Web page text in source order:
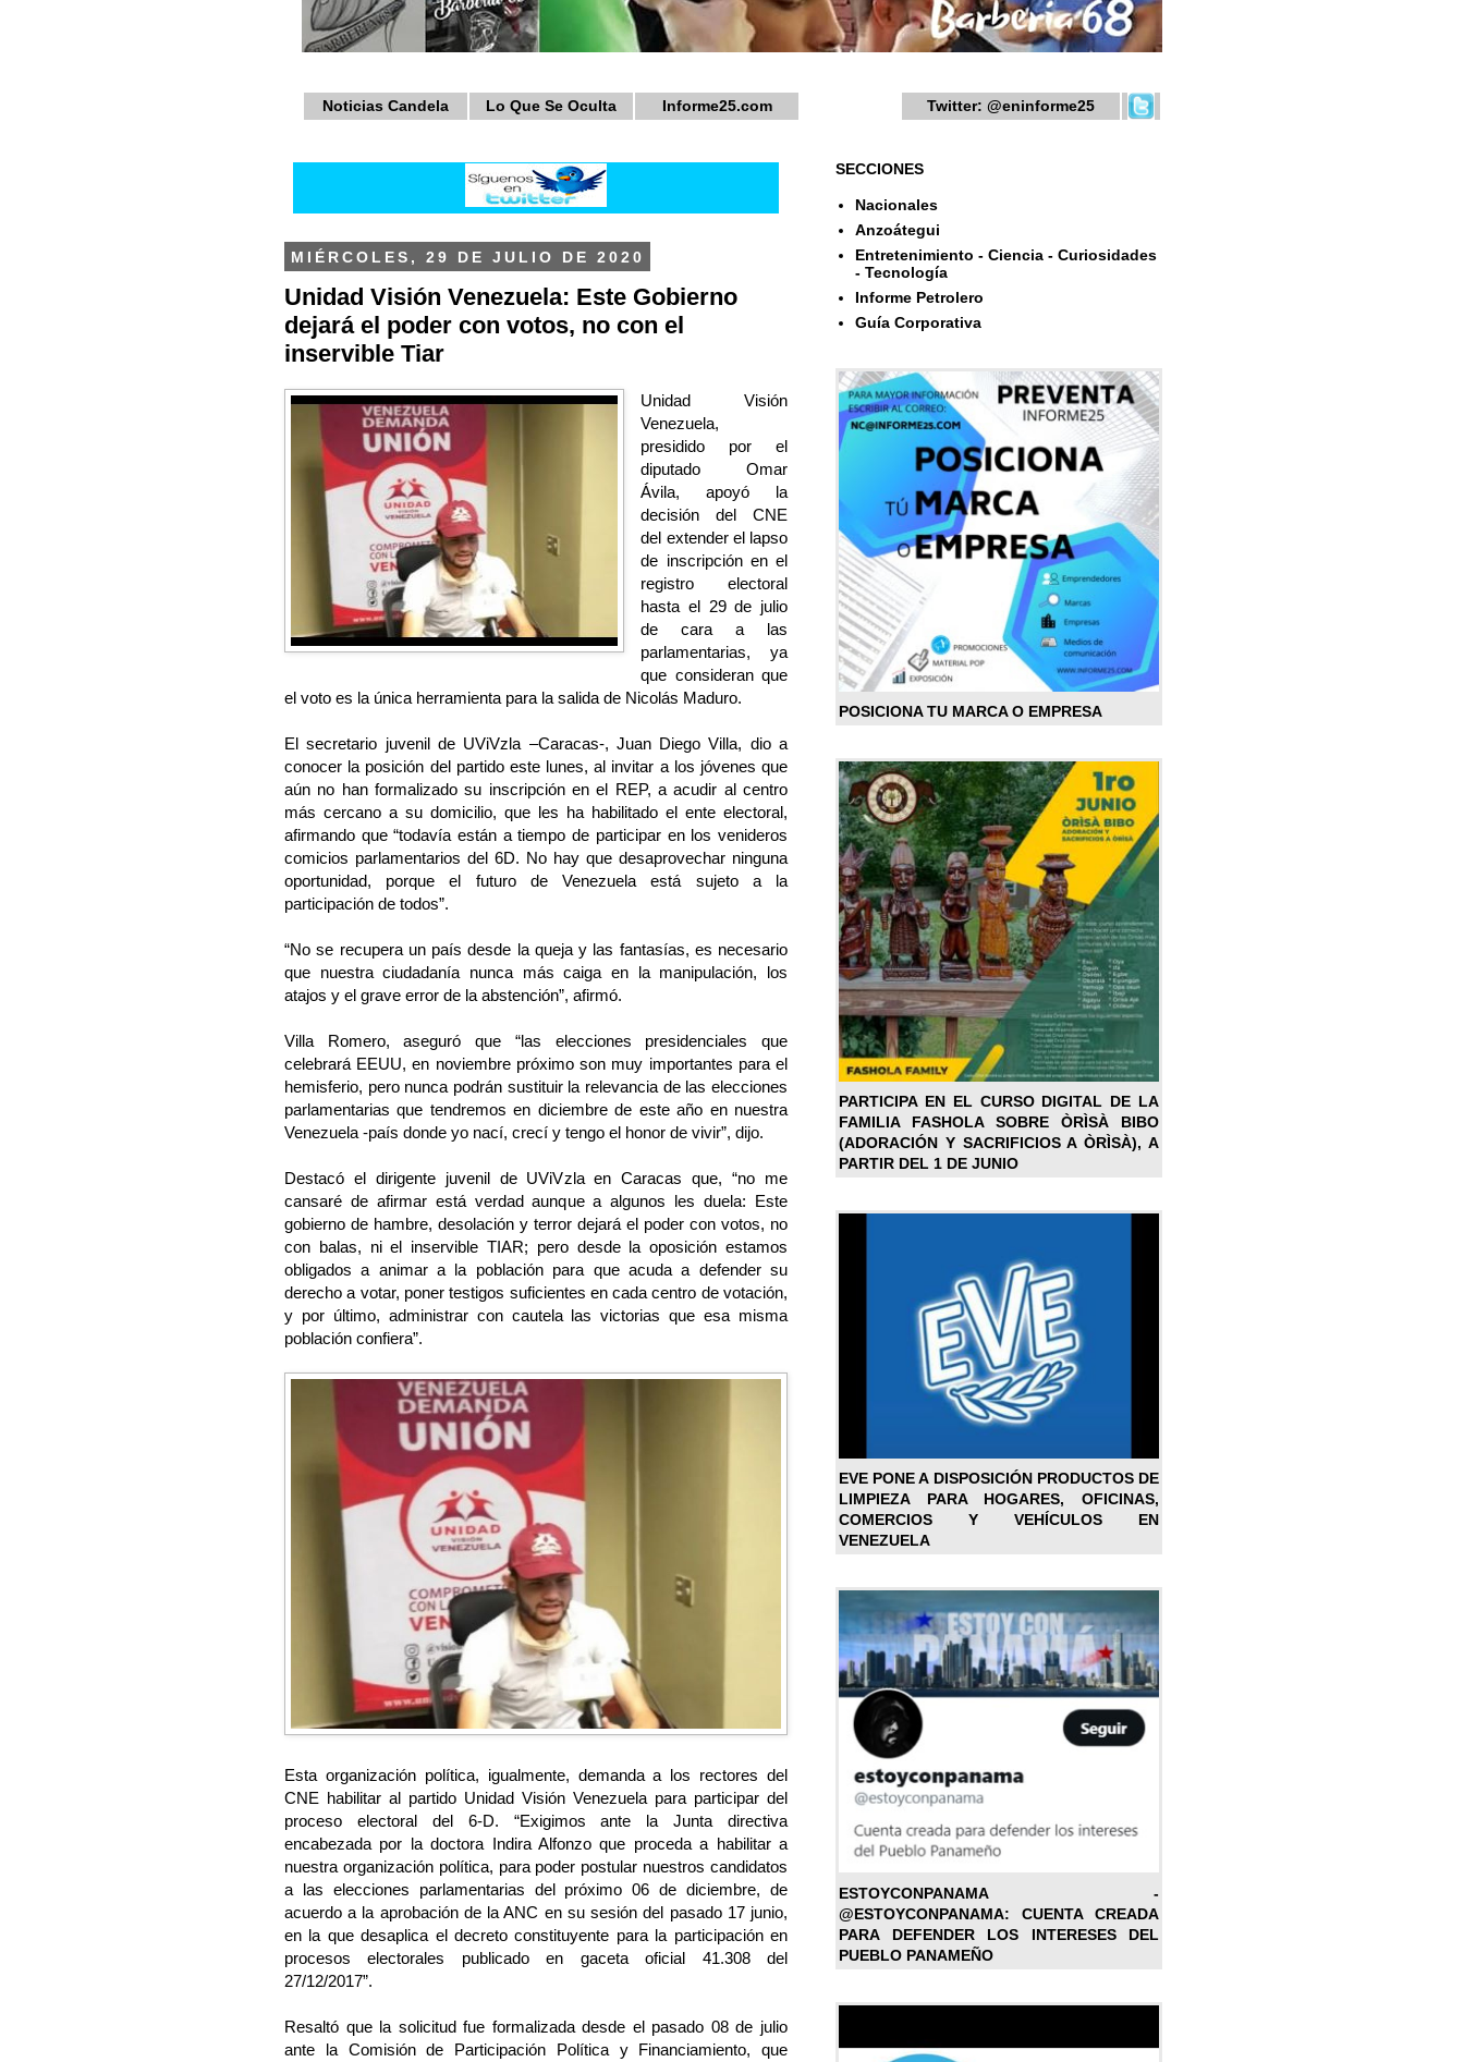
Noticias Candela Lo Que Se Oculta Informe25.com Twitter: @eninforme25
MIÉRCOLES, 29 DE JULIO DE 2020
Unidad Visión Venezuela: Este Gobierno
dejará el poder con votos, no con el
inservible Tiar
Unidad Visión
Venezuela,
presidido por el
diputado Omar
Ávila, apoyó la
decisión del CNE
del extender el lapso
de inscripción en el
registro electoral
hasta el 29 de julio
de cara a las
parlamentarias, ya
que consideran que
el voto es la única herramienta para la salida de Nicolás Maduro.
El secretario juvenil de UViVzla –Caracas-, Juan Diego Villa, dio a
conocer la posición del partido este lunes, al invitar a los jóvenes que
aún no han formalizado su inscripción en el REP, a acudir al centro
más cercano a su domicilio, que les ha habilitado el ente electoral,
afirmando que “todavía están a tiempo de participar en los venideros
comicios parlamentarios del 6D. No hay que desaprovechar ninguna
oportunidad, porque el futuro de Venezuela está sujeto a la
participación de todos”.
“No se recupera un país desde la queja y las fantasías, es necesario
que nuestra ciudadanía nunca más caiga en la manipulación, los
atajos y el grave error de la abstención”, afirmó.
Villa Romero, aseguró que “las elecciones presidenciales que
celebrará EEUU, en noviembre próximo son muy importantes para el
hemisferio, pero nunca podrán sustituir la relevancia de las elecciones
parlamentarias que tendremos en diciembre de este año en nuestra
Venezuela -país donde yo nací, crecí y tengo el honor de vivir”, dijo.
Destacó el dirigente juvenil de UViVzla en Caracas que, “no me
cansaré de afirmar está verdad aunque a algunos les duela: Este
gobierno de hambre, desolación y terror dejará el poder con votos, no
con balas, ni el inservible TIAR; pero desde la oposición estamos
obligados a animar a la población para que acuda a defender su
derecho a votar, poner testigos suficientes en cada centro de votación,
y por último, administrar con cautela las victorias que esa misma
población confiera”.
Esta organización política, igualmente, demanda a los rectores del
CNE habilitar al partido Unidad Visión Venezuela para participar del
proceso electoral del 6-D. “Exigimos ante la Junta directiva
encabezada por la doctora Indira Alfonzo que proceda a habilitar a
nuestra organización política, para poder postular nuestros candidatos
a las elecciones parlamentarias del próximo 06 de diciembre, de
acuerdo a la aprobación de la ANC en su sesión del pasado 17 junio,
en la que desaplica el decreto constituyente para la participación en
procesos electorales publicado en gaceta oficial 41.308 del
27/12/2017”.
Resaltó que la solicitud fue formalizada desde el pasado 08 de julio
ante la Comisión de Participación Política y Financiamiento, que
SECCIONES
Nacionales
Anzoátegui
Entretenimiento - Ciencia - Curiosidades
- Tecnología
Informe Petrolero
Guía Corporativa
POSICIONA TU MARCA O EMPRESA
PARTICIPA EN EL CURSO DIGITAL DE LA
FAMILIA FASHOLA SOBRE ÒRÌSÀ BIBO
(ADORACIÓN Y SACRIFICIOS A ÒRÌSÀ), A
PARTIR DEL 1 DE JUNIO
EVE PONE A DISPOSICIÓN PRODUCTOS DE
LIMPIEZA PARA HOGARES, OFICINAS,
COMERCIOS Y VEHÍCULOS EN
VENEZUELA
ESTOYCONPANAMA -
@ESTOYCONPANAMA: CUENTA CREADA
PARA DEFENDER LOS INTERESES DEL
PUEBLO PANAMEÑO